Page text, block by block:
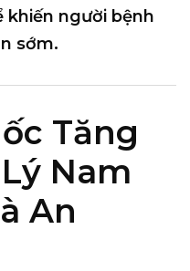
khiến người bệnh
sớm.
Tăng
Nam
An